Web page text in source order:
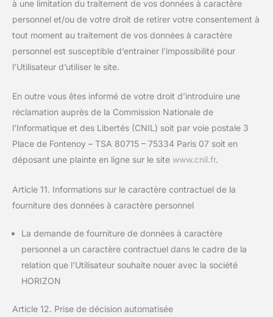
à une limitation du traitement de vos données à caractère
personnel et/ou de votre droit de retirer votre consentement à
tout moment au traitement de vos données à caractère
personnel est susceptible d’entrainer l’impossibilité pour
l’Utilisateur d’utiliser le site.
En outre vous êtes informé de votre droit d’introduire une
réclamation auprès de la Commission Nationale de
l’Informatique et des Libertés (CNIL) soit par voie postale 3
Place de Fontenoy – TSA 80715 – 75334 Paris 07 soit en
déposant une plainte en ligne sur le site www.cnil.fr.
Article 11. Informations sur le caractère contractuel de la
fourniture des données à caractère personnel
La demande de fourniture de données à caractère
personnel a un caractère contractuel dans le cadre de la
relation que l’Utilisateur souhaite nouer avec la société
HORIZON
Article 12. Prise de décision automatisée